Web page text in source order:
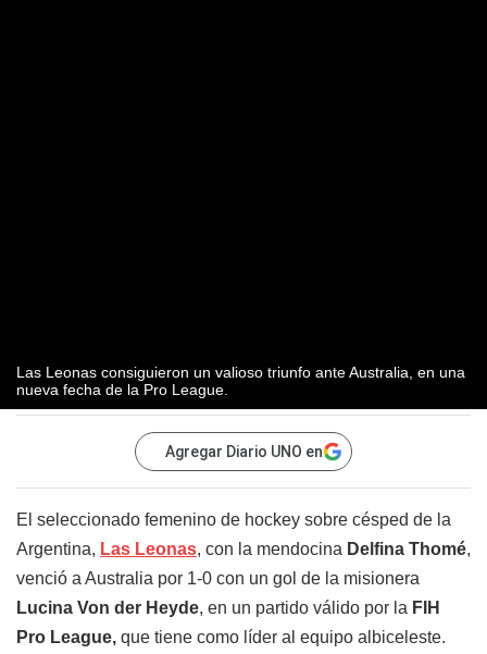
Las Leonas consiguieron un valioso triunfo ante Australia, en una
nueva fecha de la Pro League.
Agregar Diario UNO en
El seleccionado femenino de hockey sobre césped de la
Argentina, Las Leonas, con la mendocina Delfina Thomé,
venció a Australia por 1-0 con un gol de la misionera
Lucina Von der Heyde, en un partido válido por la FIH
Pro League, que tiene como líder al equipo albiceleste.